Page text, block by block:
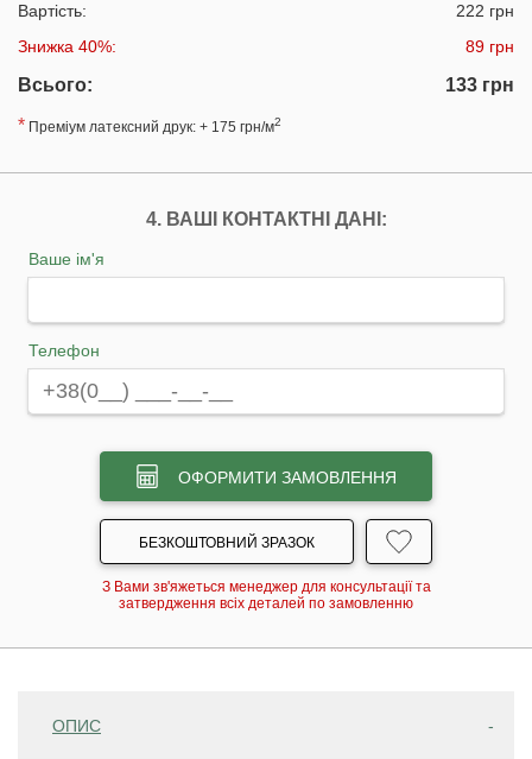
Вартість:
222 грн
Знижка 40%:
89 грн
Всього:
133 грн
* Преміум латексний друк: + 175 грн/м2
4. ВАШІ КОНТАКТНІ ДАНІ:
Ваше ім'я
Телефон
ОФОРМИТИ ЗАМОВЛЕННЯ
БЕЗКОШТОВНИЙ ЗРАЗОК
З Вами зв'яжеться менеджер для консультації та
затвердження всіх деталей по замовленню
ОПИС